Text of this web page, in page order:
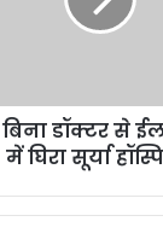
डॉक्टर से
में घिरा सूर्या